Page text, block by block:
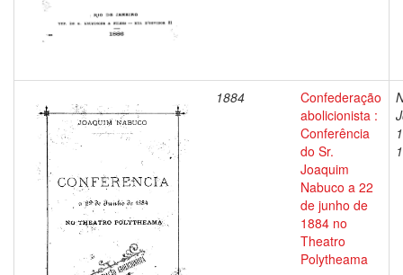
1884
Confederação
abolicionista :
Conferência
do Sr.
Joaquim
Nabuco a 22
de junho de
1884 no
Theatro
Polytheama